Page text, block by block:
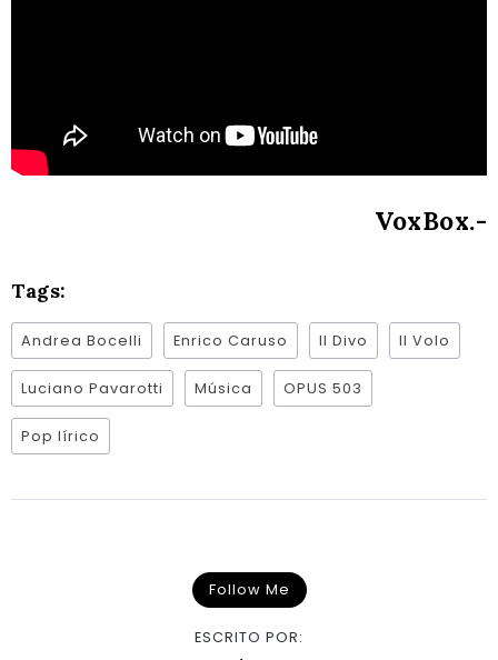
VoxBox.-
Tags:
Andrea Bocelli Enrico Caruso Il Divo Il Volo
Luciano Pavarotti Música OPUS 503
Pop lírico
Follow Me
ESCRITO POR: